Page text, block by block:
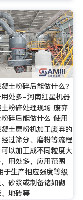
土粉碎后能做什么？
处多-河南红星机器
粉碎处理现场 废弃
碎后能做什么 使用
土磨粉机加工废弃的
过筛分、磨粉等流程
以加工成不同粒度大
用处多，应用范围
于生产相应强度等级
砂浆或制备诸如砌
地砖等